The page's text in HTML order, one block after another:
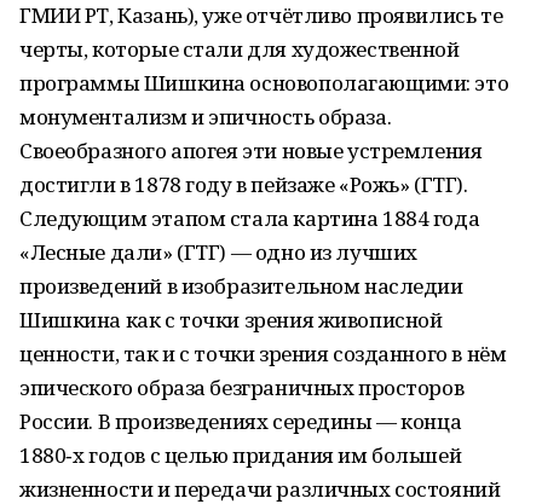
ГМИИ РТ, Казань), уже отчётливо проявились те
черты, которые стали для художественной
программы Шишкина основополагающими: это
монументализм и эпичность образа.
Своеобразного апогея эти новые устремления
достигли в 1878 году в пейзаже «Рожь» (ГТГ).
Следующим этапом стала картина 1884 года
«Лесные дали» (ГТГ) — одно из лучших
произведений в изобразительном наследии
Шишкина как с точки зрения живописной
ценности, так и с точки зрения созданного в нём
эпического образа безграничных просторов
России. В произведениях середины — конца
1880‑х годов с целью придания им большей
жизненности и передачи различных состояний